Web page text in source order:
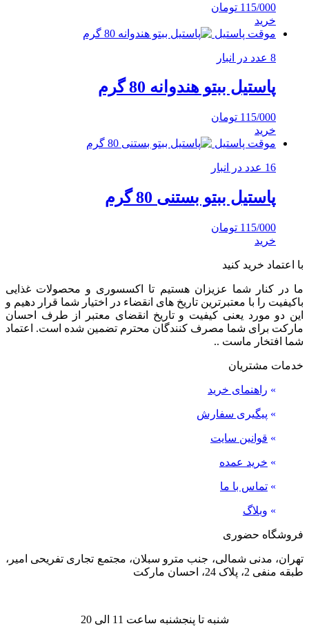
115/000 تومان
خرید
موقت پاستیل
8 عدد در انبار
پاستیل ببتو هندوانه 80 گرم
115/000 تومان
خرید
موقت پاستیل
16 عدد در انبار
پاستیل ببتو بستنی 80 گرم
115/000 تومان
خرید
با اعتماد خرید کنید
ما در کنار شما عزیزان هستیم تا اکسسوری و محصولات غذایی
باکیفیت را با معتبرترین تاریخ های انقضاء در اختیار شما قرار دهیم و
این دو مورد یعنی کیفیت و تاریخ انقضای معتبر از طرف احسان
مارکت برای شما مصرف کنندگان محترم تضمین شده است. اعتماد
شما افتخار ماست ..
خدمات مشتریان
» راهنمای خرید
» پیگیری سفارش
» قوانین سایت
» خرید عمده
» تماس با ما
» وبلاگ
فروشگاه حضوری
تهران، مدنی شمالی، جنب مترو سبلان، مجتمع تجاری تفریحی امیر،
طبقه منفی 2، پلاک 24، احسان مارکت
شنبه تا پنجشنبه ساعت 11 الی 20